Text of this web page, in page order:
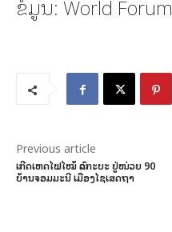
ຂໍ້ມູນ: World Forum
Previous article
ເກີດເຫດໄຟໄໝ້ ລົດກະບະ ຢູ່ໜ່ວຍ 90
ບ້ານຈອມມະນີ ເມືອງໄຊເສດຖາ